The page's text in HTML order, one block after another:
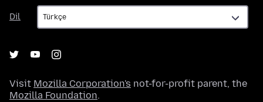
Dil
Dil
Visit Mozilla Corporation's not-for-profit parent, the
Mozilla Foundation.